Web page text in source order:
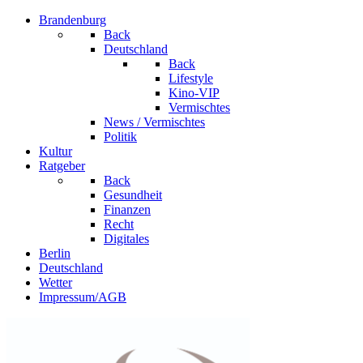
Brandenburg
Back
Deutschland
Back
Lifestyle
Kino-VIP
Vermischtes
News / Vermischtes
Politik
Kultur
Ratgeber
Back
Gesundheit
Finanzen
Recht
Digitales
Berlin
Deutschland
Wetter
Impressum/AGB